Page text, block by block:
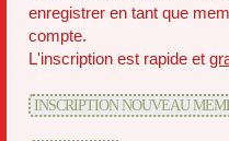
enregistrer en tant que
compte.
L'inscription est rapide et
INSCRIPTION NOUVEAU